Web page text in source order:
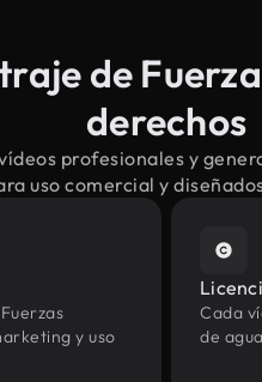
de
derechos
profesionales y
uso comercial y
y uso
Cada
de